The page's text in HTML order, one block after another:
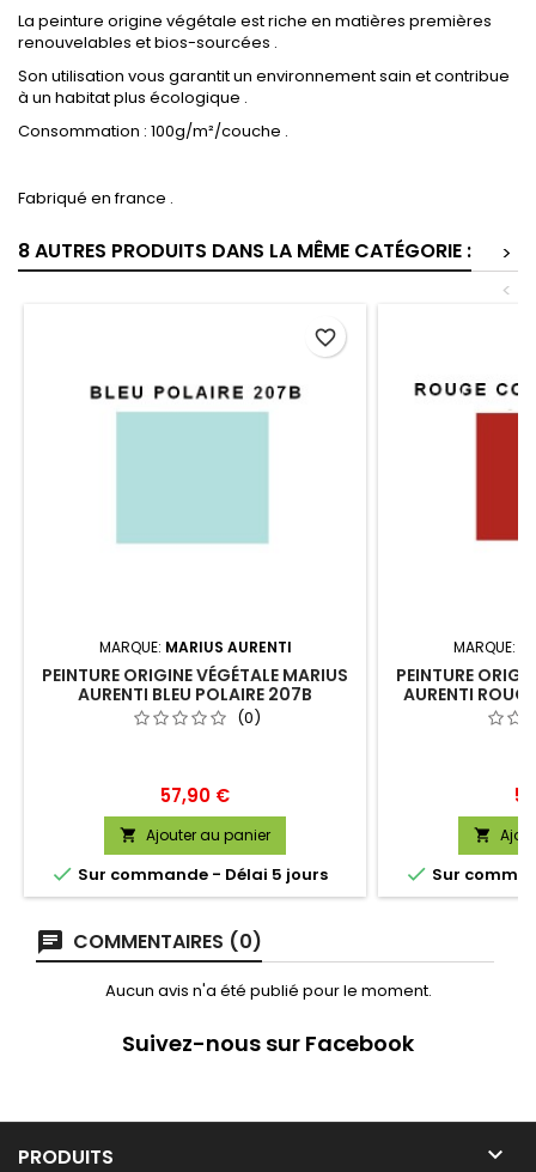
La peinture origine végétale est riche en matières premières
renouvelables et bios-sourcées .
Son utilisation vous garantit un environnement sain et contribue
à un habitat plus écologique .
Consommation : 100g/m²/couche .
Fabriqué en france .
8 AUTRES PRODUITS DANS LA MÊME CATÉGORIE :
>
<
MARQUE: MARIUS AURENTI
PEINTURE ORIGINE VÉGÉTALE MARIUS
AURENTI BLEU POLAIRE 207B
(0)
Prix
57,90 €
 Ajouter au panier
 Sur commande - Délai 5 jours
favorite_border
MARQUE:
PEINTURE
AURENTI

 Sur
COMMENTAIRES (0)
Aucun avis n'a été publié pour le moment.
Suivez-nous sur Facebook
PRODUITS 